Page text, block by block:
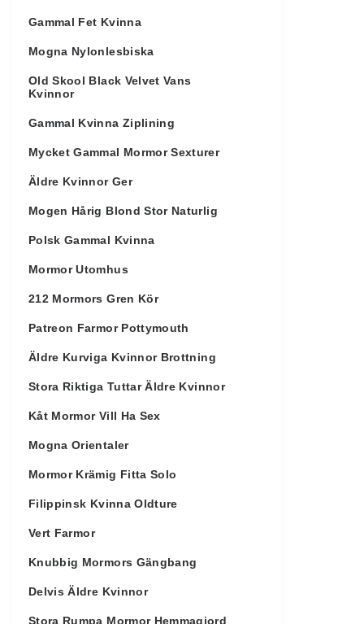
Gammal Fet Kvinna
Mogna Nylonlesbiska
Old Skool Black Velvet Vans
Kvinnor
Gammal Kvinna Ziplining
Mycket Gammal Mormor Sexturer
Äldre Kvinnor Ger
Mogen Hårig Blond Stor Naturlig
Polsk Gammal Kvinna
Mormor Utomhus
212 Mormors Gren Kör
Patreon Farmor Pottymouth
Äldre Kurviga Kvinnor Brottning
Stora Riktiga Tuttar Äldre Kvinnor
Kåt Mormor Vill Ha Sex
Mogna Orientaler
Mormor Krämig Fitta Solo
Filippinsk Kvinna Oldture
Vert Farmor
Knubbig Mormors Gängbang
Delvis Äldre Kvinnor
Stora Rumpa Mormor Hemmagjord